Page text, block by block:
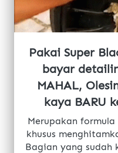
Pakai Super
bayar
MAHAL,
kaya BARU
Merupakan
khusus
Bagian yang sudah